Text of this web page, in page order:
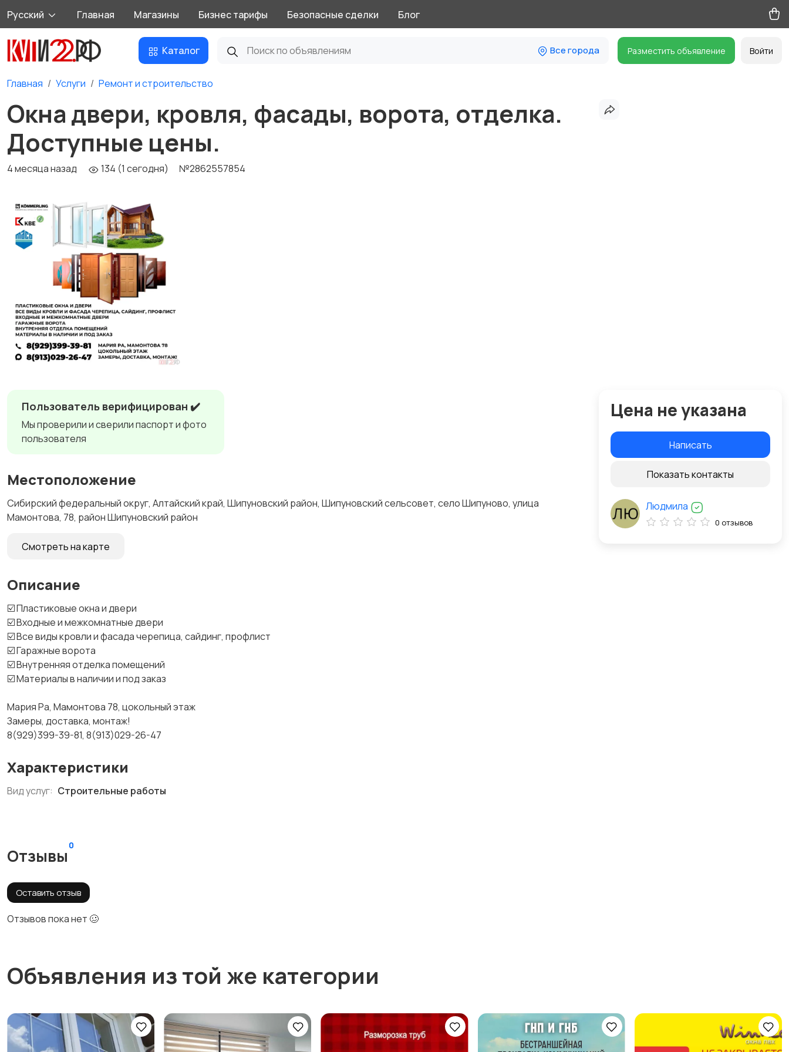
Русский Главная Магазины Бизнес тарифы Безопасные сделки Блог
Каталог Все города Разместить объявление Войти
Главная Услуги Ремонт и строительство
Окна двери, кровля, фасады, ворота, отделка.
Доступные цены.
4 месяца назад 134 (1 сегодня) №2862557854
Пользователь верифицирован ✔️
Мы проверили и сверили паспорт и фото
пользователя
Местоположение
Сибирский федеральный округ, Алтайский край, Шипуновский район, Шипуновский сельсовет, село Шипуново, улица
Мамонтова, 78, район Шипуновский район
Смотреть на карте
Описание
☑️ Пластиковые окна и двери
☑️ Входные и межкомнатные двери
☑️ Все виды кровли и фасада черепица, сайдинг, профлист
☑️ Гаражные ворота
☑️ Внутренняя отделка помещений
☑️ Материалы в наличии и под заказ
Мария Ра, Мамонтова 78, цокольный этаж
Замеры, доставка, монтаж!
8(929)399-39-81, 8(913)029-26-47
Характеристики
Вид услуг: Строительные работы
Отзывы
0
Оставить отзыв
Отзывов пока нет 🥴
Цена не указана
Написать
Показать контакты
Людмила
0 отзывов
Объявления из той же категории